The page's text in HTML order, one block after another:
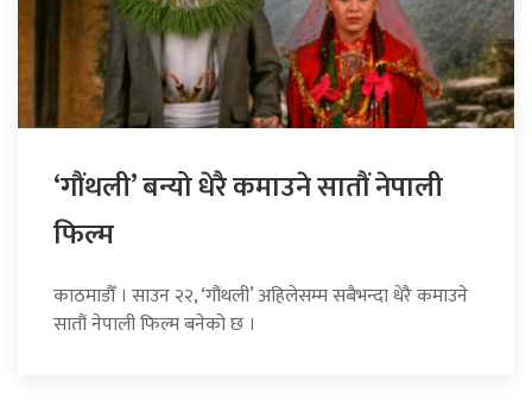
‘गौंथली’ बन्यो धेरै कमाउने सातौं नेपाली
फिल्म
काठमाडौँ । साउन २२, ‘गौंथली’ अहिलेसम्म सबैभन्दा धेरै कमाउने
सातौं नेपाली फिल्म बनेको छ ।